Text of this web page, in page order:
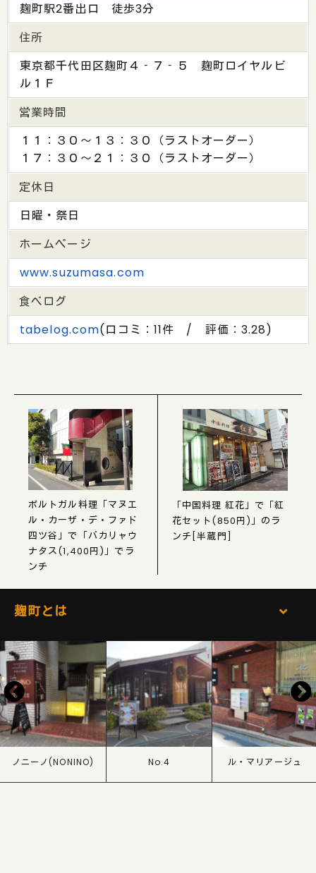
麹町駅2番出口 徒歩3分
住所
東京都千代田区麹町４‐７‐５ 麹町ロイヤルビ
ル１Ｆ
営業時間
１１：３０～１３：３０（ラストオーダー）
１７：３０～２１：３０（ラストオーダー）
定休日
日曜・祭日
ホームページ
www.suzumasa.com
食べログ
tabelog.com(口コミ：11件 / 評価：3.28)
ポルトガル料理「マヌエ
ル・カーザ・デ・ファド
四ツ谷」で「バカリャウ
ナタス(1,400円)」でラ
ンチ
「中国料理 紅花」で「紅
花セット(850円)」のラ
ンチ[半蔵門]
麹町とは
ノニーノ(NONINO) No.4 ル・マリアージュ